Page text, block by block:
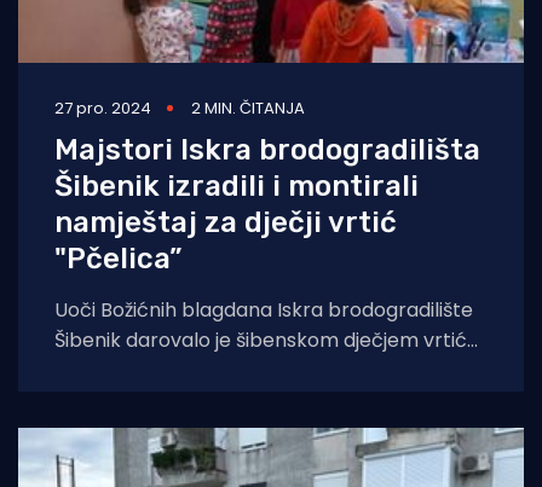
27 pro. 2024 2 MIN. ČITANJA
Majstori Iskra brodogradilišta
Šibenik izradili i montirali
namještaj za dječji vrtić
"Pčelica”
Uoči Božićnih blagdana Iskra brodogradilište
Šibenik darovalo je šibenskom dječjem vrtiću